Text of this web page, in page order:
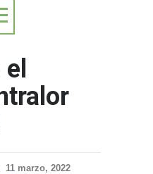
11 marzo, 2022